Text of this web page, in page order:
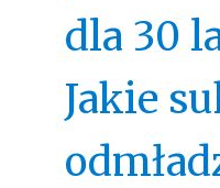
dla 30
Jakie